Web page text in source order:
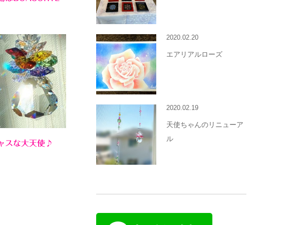
スな大天使♪
2020.02.20
エアリアルローズ
2020.02.19
天使ちゃんのリニューア
ル